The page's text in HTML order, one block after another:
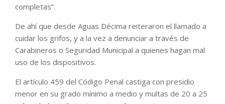
completas”.
De ahí que desde Aguas Décima reiteraron el llamado a
cuidar los grifos, y a la vez a denunciar a través de
Carabineros o Seguridad Municipal a quienes hagan mal
uso de los dispositivos.
El artículo 459 del Código Penal castiga con presidio
menor en su grado mínimo a medio y multas de 20 a 25